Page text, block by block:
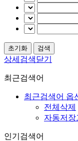
상세검색닫기
최근검색어
최근검색어 옵
전체삭제
자동저장
인기검색어